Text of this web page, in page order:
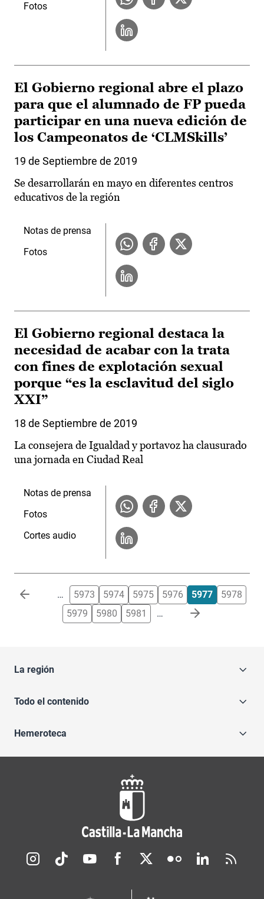
Fotos
El Gobierno regional abre el plazo
para que el alumnado de FP pueda
participar en una nueva edición de
los Campeonatos de ‘CLMSkills’
19 de Septiembre de 2019
Se desarrollarán en mayo en diferentes centros
educativos de la región
Notas de prensa
Fotos
El Gobierno regional destaca la
necesidad de acabar con la trata
con fines de explotación sexual
porque “es la esclavitud del siglo
XXI”
18 de Septiembre de 2019
La consejera de Igualdad y portavoz ha clausurado
una jornada en Ciudad Real
Notas de prensa
Fotos
Cortes audio
Paginación … 5973 5974 5975 5976 5977
5978
5979
5980 5981 …
La región
Todo el contenido
Hemeroteca
Redes sociales JCCM